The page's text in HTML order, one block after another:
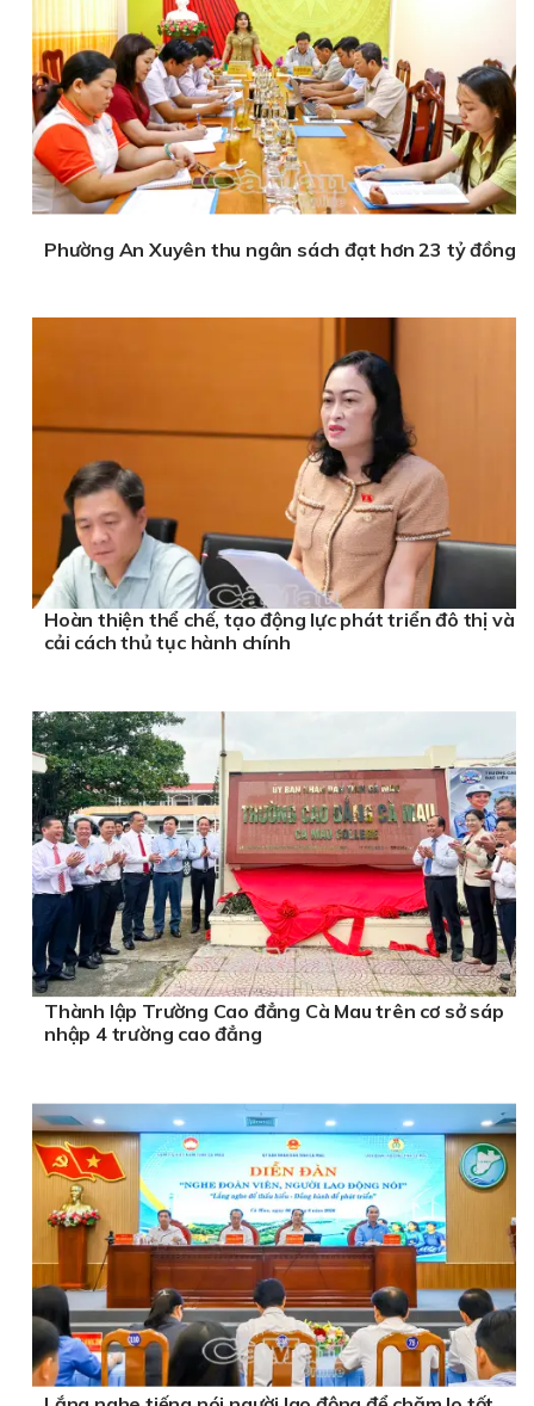
Phường An Xuyên thu ngân sách đạt hơn 23 tỷ đồng
Hoàn thiện thể chế, tạo động lực phát triển đô thị và
cải cách thủ tục hành chính
Thành lập Trường Cao đẳng Cà Mau trên cơ sở sáp
nhập 4 trường cao đẳng